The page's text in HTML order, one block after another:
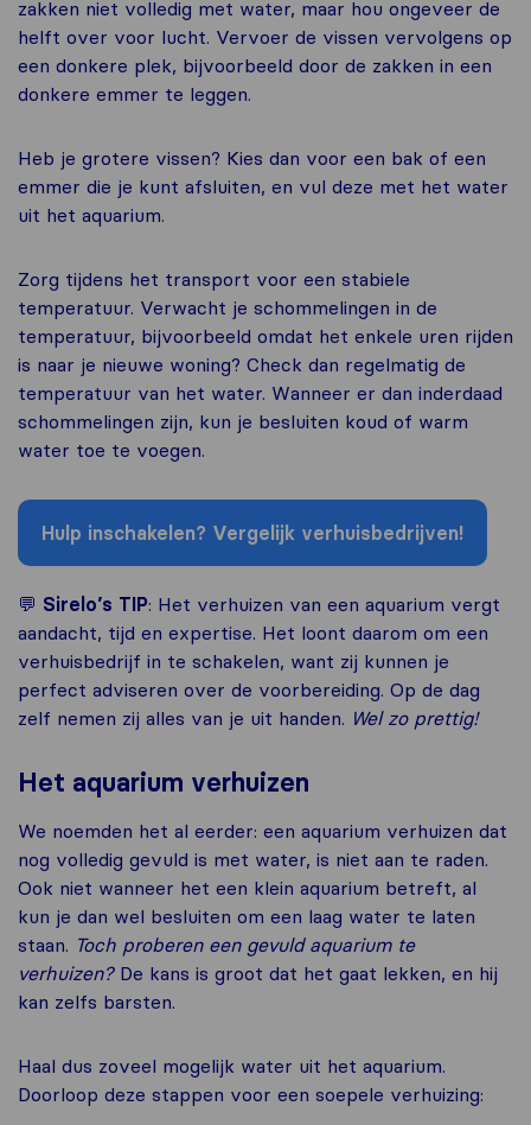
zakken niet volledig met water, maar hou ongeveer de
helft over voor lucht. Vervoer de vissen vervolgens op
een donkere plek, bijvoorbeeld door de zakken in een
donkere emmer te leggen.
Heb je grotere vissen? Kies dan voor een bak of een
emmer die je kunt afsluiten, en vul deze met het water
uit het aquarium.
Zorg tijdens het transport voor een stabiele
temperatuur. Verwacht je schommelingen in de
temperatuur, bijvoorbeeld omdat het enkele uren rijden
is naar je nieuwe woning? Check dan regelmatig de
temperatuur van het water. Wanneer er dan inderdaad
schommelingen zijn, kun je besluiten koud of warm
water toe te voegen.
Hulp inschakelen? Vergelijk verhuisbedrijven!
💬 Sirelo’s TIP: Het verhuizen van een aquarium vergt
aandacht, tijd en expertise. Het loont daarom om een
verhuisbedrijf in te schakelen, want zij kunnen je
perfect adviseren over de voorbereiding. Op de dag
zelf nemen zij alles van je uit handen. Wel zo prettig!
Het aquarium verhuizen
We noemden het al eerder: een aquarium verhuizen dat
nog volledig gevuld is met water, is niet aan te raden.
Ook niet wanneer het een klein aquarium betreft, al
kun je dan wel besluiten om een laag water te laten
staan. Toch proberen een gevuld aquarium te
verhuizen?De kans is groot dat het gaat lekken, en hij
kan zelfs barsten.
Haal dus zoveel mogelijk water uit het aquarium.
Doorloop deze stappen voor een soepele verhuizing: